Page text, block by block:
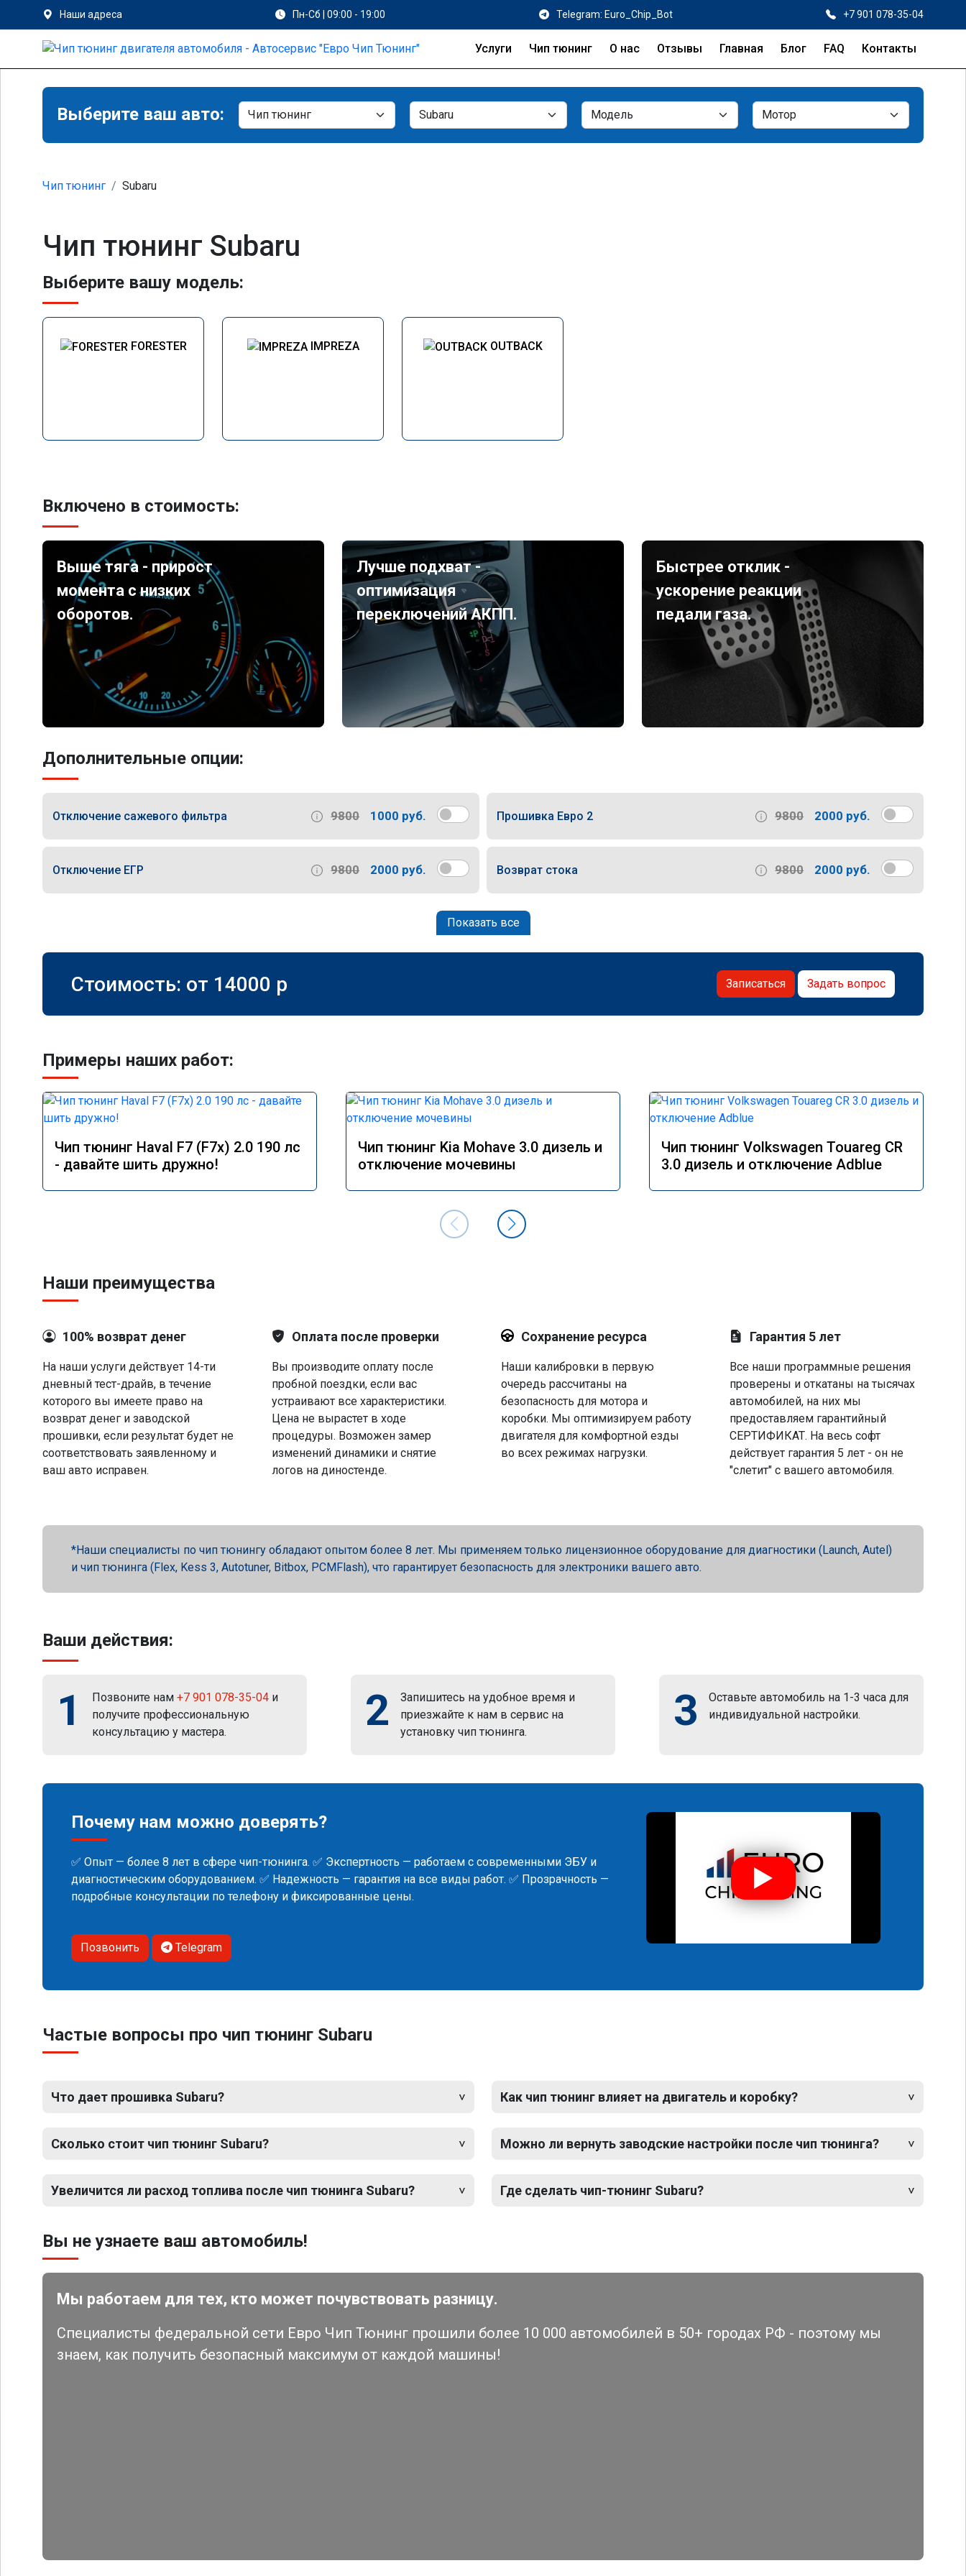
Наши адреса Пн-Сб | 09:00 - 19:00 Telegram: Euro_Chip_Bot +7 901 078-35-04
Услуги Чип тюнинг О нас Отзывы Главная Блог FAQ Контакты
Выберите ваш авто:
Чип тюнинг Subaru
Чип тюнинг Subaru
Выберите вашу модель:
FORESTER IMPREZA OUTBACK
Включено в стоимость:
Выше тяга - прирост
момента с низких
оборотов.
Лучше подхват -
оптимизация
переключений АКПП.
Быстрее отклик -
ускорение реакции
педали газа.
Дополнительные опции:
Отключение сажевого фильтра 9800 1000 руб. Прошивка Евро 2 9800 2000 руб.
Отключение ЕГР 9800 2000 руб. Возврат стока 9800 2000 руб.
Показать все
Стоимость: от 14000 p Записаться Задать вопрос
Примеры наших работ:
Чип тюнинг Haval F7 (F7x) 2.0 190 лс
- давайте шить дружно!
Чип тюнинг Kia Mohave 3.0 дизель и
отключение мочевины
Чип тюнинг Volkswagen Touareg CR
3.0 дизель и отключение Adblue
Наши преимущества
100% возврат денег
На наши услуги действует 14-ти
дневный тест-драйв, в течение
которого вы имеете право на
возврат денег и заводской
прошивки, если результат будет не
соответствовать заявленному и
ваш авто исправен.
Оплата после проверки
Вы производите оплату после
пробной поездки, если вас
устраивают все характеристики.
Цена не вырастет в ходе
процедуры. Возможен замер
изменений динамики и снятие
логов на диностенде.
Сохранение ресурса
Наши калибровки в первую
очередь рассчитаны на
безопасность для мотора и
коробки. Мы оптимизируем работу
двигателя для комфортной езды
во всех режимах нагрузки.
Гарантия 5 лет
Все наши программные решения
проверены и откатаны на тысячах
автомобилей, на них мы
предоставляем гарантийный
СЕРТИФИКАТ. На весь софт
действует гарантия 5 лет - он не
"слетит" с вашего автомобиля.
Наши специалисты по чип тюнингу обладают опытом более 8 лет. Мы применяем только лицензионное оборудование для диагностики (Launch, Autel)
и чип тюнинга (Flex, Kess 3, Autotuner, Bitbox, PCMFlash), что гарантирует безопасность для электроники вашего авто.
Ваши действия:
1 Позвоните нам +7 901 078-35-04 и
получите профессиональную
консультацию у мастера.
2
Запишитесь на удобное время и
приезжайте к нам в сервис на
установку чип тюнинга.
3
Оставьте автомобиль на 1-3 часа для
индивидуальной настройки.
Почему нам можно доверять?
✅ Опыт — более 8 лет в сфере чип-тюнинга. ✅ Экспертность — работаем с современными ЭБУ и
диагностическим оборудованием. ✅ Надежность — гарантия на все виды работ. ✅ Прозрачность —
подробные консультации по телефону и фиксированные цены.
Позвонить Telegram
Частые вопросы про чип тюнинг Subaru
Что дает прошивка Subaru?
Сколько стоит чип тюнинг Subaru?
Увеличится ли расход топлива после чип тюнинга Subaru?
Как чип тюнинг влияет на двигатель и коробку?
Можно ли вернуть заводские настройки после чип тюнинга?
Где сделать чип-тюнинг Subaru?
Вы не узнаете ваш автомобиль!
Мы работаем для тех, кто может почувствовать разницу.
Специалисты федеральной сети Евро Чип Тюнинг прошили более 10 000 автомобилей в 50+ городах РФ - поэтому мы
знаем, как получить безопасный максимум от каждой машины!